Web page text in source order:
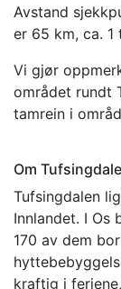
Avstand
er 65 km, ca. 1
Vi gjør
området rundt
tamrein i
Om
Tufsingdalen
Innlandet. I Os
170 av dem
kraftig i